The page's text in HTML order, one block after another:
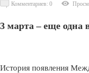
Комментариев: 0
3 марта – еще одна
История появления